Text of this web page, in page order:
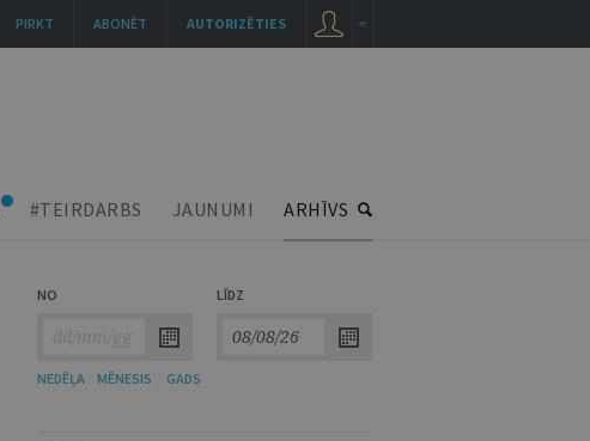
#TEIRDARBS JAUNUMI ARHĪVS
NO LĪDZ
NEDĒĻA MĒNESIS GADS
AUTORIZĒTIES
ABONĒT
PIRKT